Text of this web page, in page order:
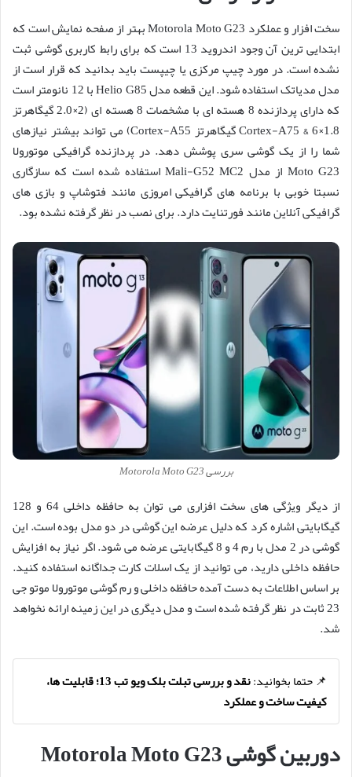
سخت افزار و عملکرد Motorola Moto G23 بهتر از صفحه نمایش است که
ابتدایی ترین آن وجود اندروید 13 است که برای رابط کاربری گوشی ثبت
نشده است. در مورد چیپ مرکزی یا چیپست باید بدانید که قرار است از
مدل مدیاتک استفاده شود. این قطعه مدل Helio G85 با 12 نانومتر است
که دارای پردازنده 8 هسته ای با مشخصات 8 هسته ای (2×2.0 گیگاهرتز
Cortex-A75 & 6×1.8 گیگاهرتز Cortex-A55) می تواند بیشتر نیازهای
شما را از یک گوشی سری پوشش دهد. در پردازنده گرافیکی موتورولا
Moto G23 از مدل Mali-G52 MC2 استفاده شده است که سازگاری
نسبتا خوبی با برنامه های گرافیکی امروزی مانند فتوشاپ و بازی های
گرافیکی آنلاین مانند فورتنایت دارد. برای نصب در نظر گرفته نشده بود.
بررسی Motorola Moto G23
از دیگر ویژگی های سخت افزاری می توان به حافظه داخلی 64 و 128
گیگابایتی اشاره کرد که دلیل عرضه این گوشی در دو مدل بوده است. این
گوشی در 2 مدل با رم 4 و 8 گیگابایتی عرضه می شود. اگر نیاز به افزایش
حافظه داخلی دارید، می توانید از یک اسلات کارت جداگانه استفاده کنید.
بر اساس اطلاعات به دست آمده حافظه داخلی و رم گوشی موتورولا موتو جی
23 ثابت در نظر گرفته شده است و مدل دیگری در این زمینه ارائه نخواهد
شد.
📌 حتما بخوانید:
نقد و بررسی تبلت بلک ویو تب 13؛ قابلیت ها،
کیفیت ساخت و عملکرد
دوربین گوشی Motorola Moto G23